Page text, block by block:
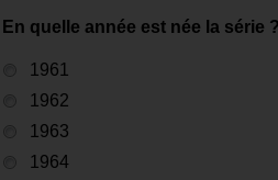
En quelle année est née la série
1961
1962
1963
1964